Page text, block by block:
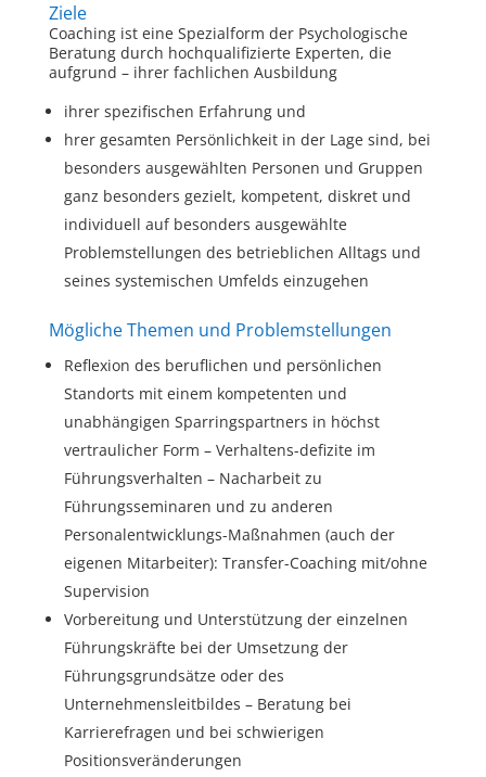
Ziele
Coaching ist eine Spezialform der Psychologische
Beratung durch hochqualifizierte Experten, die
aufgrund – ihrer fachlichen Ausbildung
ihrer spezifischen Erfahrung und
hrer gesamten Persönlichkeit in der Lage sind, bei
besonders ausgewählten Personen und Gruppen
ganz besonders gezielt, kompetent, diskret und
individuell auf besonders ausgewählte
Problemstellungen des betrieblichen Alltags und
seines systemischen Umfelds einzugehen
Mögliche Themen und Problemstellungen
Reflexion des beruflichen und persönlichen
Standorts mit einem kompetenten und
unabhängigen Sparringspartners in höchst
vertraulicher Form – Verhaltens-defizite im
Führungsverhalten – Nacharbeit zu
Führungsseminaren und zu anderen
Personalentwicklungs-Maßnahmen (auch der
eigenen Mitarbeiter): Transfer-Coaching mit/ohne
Supervision
Vorbereitung und Unterstützung der einzelnen
Führungskräfte bei der Umsetzung der
Führungsgrundsätze oder des
Unternehmensleitbildes – Beratung bei
Karrierefragen und bei schwierigen
Positionsveränderungen